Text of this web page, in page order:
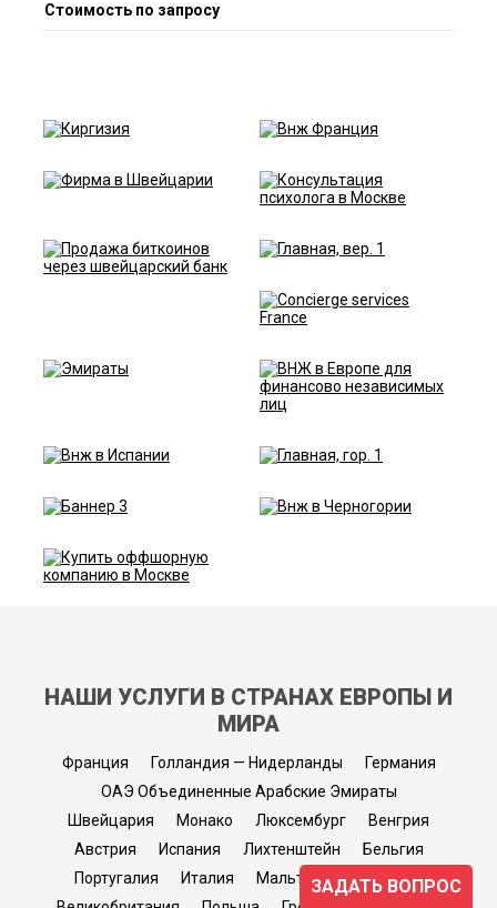
Стоимость по запросу
НАШИ УСЛУГИ В СТРАНАХ ЕВРОПЫ И
МИРА
Франция Голландия — Нидерланды
Германия
ОАЭ Объединенные Арабские Эмираты
Швейцария
Монако Люксембург
Венгрия
Австрия
Испания Лихтенштейн
Бельгия
Португалия
Италия Мальта
Черногория
ЗАДАТЬ ВОПРОС